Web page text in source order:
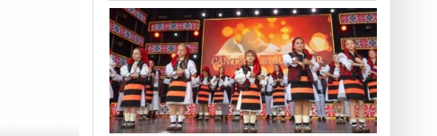
a clubului de carte „Legături Literare”